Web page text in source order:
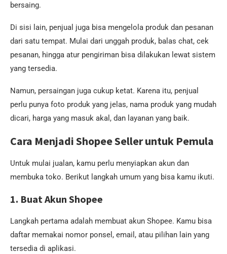
bersaing.
Di sisi lain, penjual juga bisa mengelola produk dan pesanan
dari satu tempat. Mulai dari unggah produk, balas chat, cek
pesanan, hingga atur pengiriman bisa dilakukan lewat sistem
yang tersedia.
Namun, persaingan juga cukup ketat. Karena itu, penjual
perlu punya foto produk yang jelas, nama produk yang mudah
dicari, harga yang masuk akal, dan layanan yang baik.
Cara Menjadi Shopee Seller untuk Pemula
Untuk mulai jualan, kamu perlu menyiapkan akun dan
membuka toko. Berikut langkah umum yang bisa kamu ikuti.
1. Buat Akun Shopee
Langkah pertama adalah membuat akun Shopee. Kamu bisa
daftar memakai nomor ponsel, email, atau pilihan lain yang
tersedia di aplikasi.